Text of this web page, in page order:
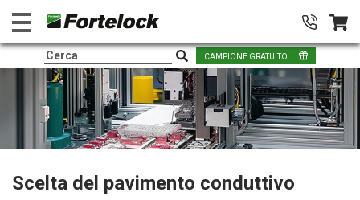
CAMPIONE GRATUITO
Scelta del pavimento conduttivo